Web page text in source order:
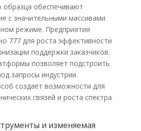
образца обеспечивают
с значительными массивами
режиме. Предприятия
777 для роста эффективности
поддержки заказчиков.
позволяет подстроить
запросы индустрии.
создаёт возможности для
связей и роста спектра
и изменяемая